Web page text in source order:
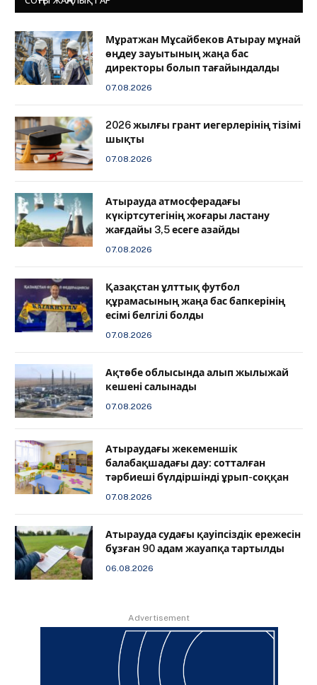
Мұратжан Мұсайбеков Атырау мұнай
өңдеу зауытының жаңа бас
директоры болып тағайындалды
07.08.2026
2026 жылғы грант иегерлерінің тізімі
шықты
07.08.2026
Атырауда атмосферадағы
күкіртсутегінің жоғары ластану
жағдайы 3,5 есеге азайды
07.08.2026
Қазақстан ұлттық футбол
құрамасының жаңа бас бапкерінің
есімі белгілі болды
07.08.2026
Ақтөбе облысында алып жылыжай
кешені салынады
07.08.2026
Атыраудағы жекеменшік
балабақшадағы дау: сотталған
тәрбиеші бүлдіршінді ұрып-соққан
07.08.2026
Атырауда судағы қауіпсіздік ережесін
бұзған 90 адам жауапқа тартылды
06.08.2026
Advertisement